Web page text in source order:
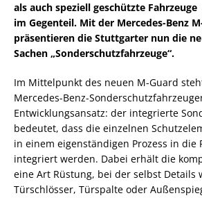
als auch speziell geschützte
im Gegenteil. Mit der Mercedes-Benz
präsentieren die Stuttgarter nun die
Sachen „Sonderschutzfahrzeuge“.
Im Mittelpunkt des neuen M-Guard
Mercedes-Benz-
Entwicklungsansatz: der integrierte
bedeutet, dass die einzelnen
in einem eigenständigen Prozess in die
integriert werden. Dabei erhält die
eine Art Rüstung, bei der selbst Details
Türschlösser, Türspalte oder